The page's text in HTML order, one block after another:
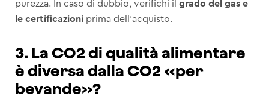
purezza. In caso di dubbio, verifichi il grado del gas e
le certificazioniprima dell’acquisto.
3. La CO2 di qualità alimentare
è diversa dalla CO2 «per
bevande»?